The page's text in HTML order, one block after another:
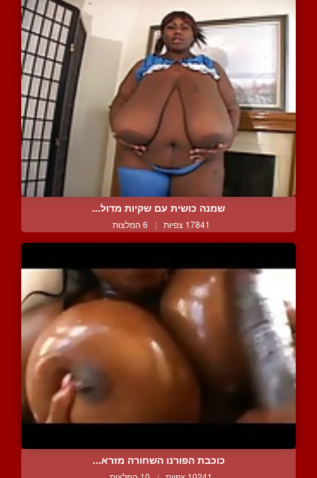
שמנה כושית עם שקיות מדול...
17841 צפיות | 6 המלצות
כוכבת הפורנו השחורה מזרא...